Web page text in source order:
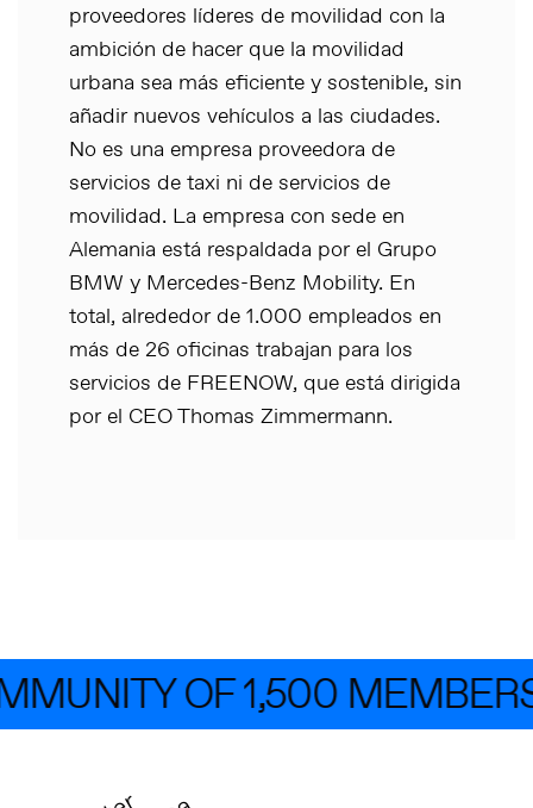
proveedores líderes de movilidad con la
ambición de hacer que la movilidad
urbana sea más eficiente y sostenible, sin
añadir nuevos vehículos a las ciudades.
No es una empresa proveedora de
servicios de taxi ni de servicios de
movilidad. La empresa con sede en
Alemania está respaldada por el Grupo
BMW y Mercedes-Benz Mobility. En
total, alrededor de 1.000 empleados en
más de 26 oficinas trabajan para los
servicios de FREENOW, que está dirigida
por el CEO Thomas Zimmermann.
OF 1,500 MEMBERS